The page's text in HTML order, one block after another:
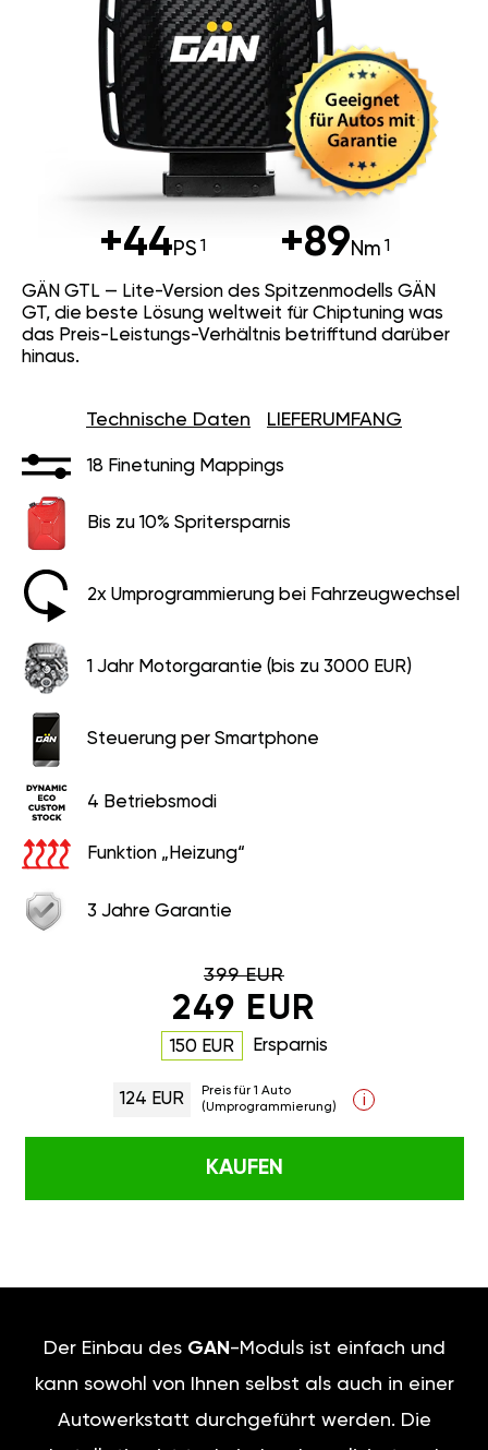
+44PS +89Nm
GÄN GTL — Lite-Version des Spitzenmodells GÄN
GT, die beste Lösung weltweit für Chiptuning was
das Preis-Leistungs-Verhältnis betrifftund darüber
hinaus.
Technische Daten LIEFERUMFANG
18 Finetuning Mappings
Bis zu 10% Spritersparnis
2x Umprogrammierung bei Fahrzeugwechsel
1 Jahr Motorgarantie (bis zu 3000 EUR)
Steuerung per Smartphone
4 Betriebsmodi
Funktion „Heizung“
3 Jahre Garantie
399 EUR
249 EUR
150 EUR Ersparnis
124 EUR
Preis für 1 Auto
(Umprogrammierung)
i
KAUFEN
Der Einbau des GAN -Moduls ist einfach und
kann sowohl von Ihnen selbst als auch in einer
Autowerkstatt durchgeführt werden. Die